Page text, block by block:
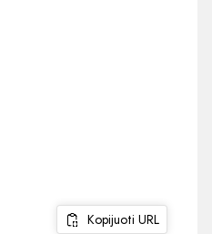
Kopijuoti URL